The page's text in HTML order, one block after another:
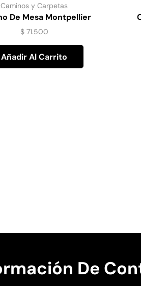
Caminos y Carpetas
De Mesa Montpellier
Diseño-1
$71.500
Añadir Al Carrito
De